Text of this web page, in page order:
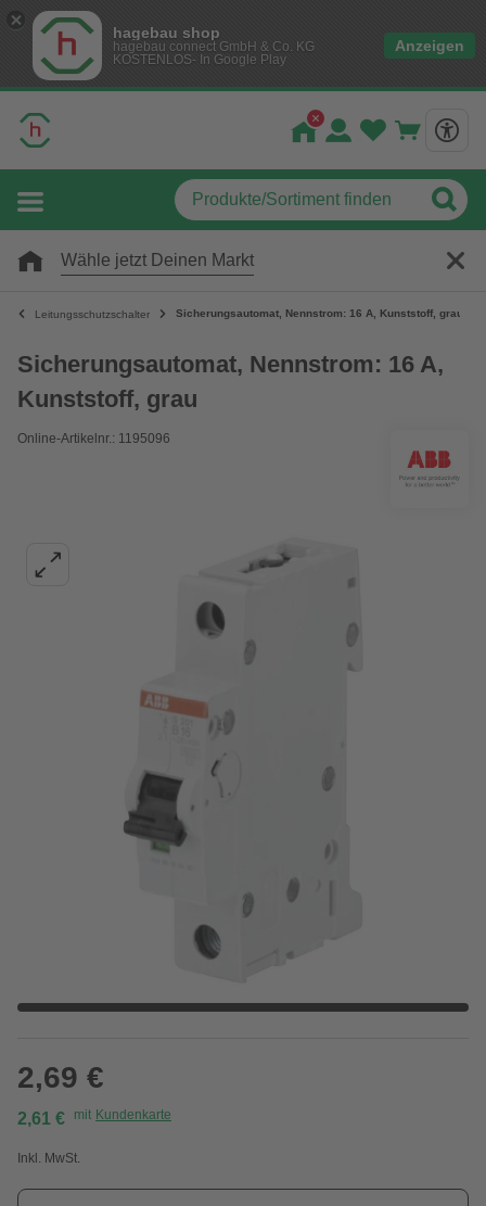
hagebau shop
hagebau connect GmbH & Co. KG
KOSTENLOS- In Google Play
Anzeigen
Wähle jetzt Deinen Markt
Leitungsschutzschalter Sicherungsautomat, Nennstrom: 16 A, Kunststoff, grau
Sicherungsautomat, Nennstrom: 16 A,
Kunststoff, grau
Online-Artikelnr.: 1195096
2,69 €
2,61 € mit Kundenkarte
Inkl. MwSt.